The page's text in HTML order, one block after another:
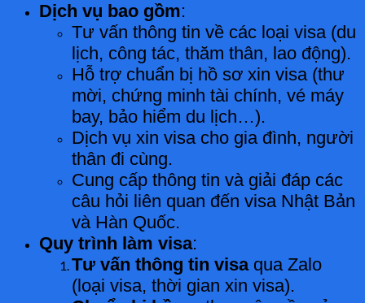
Dịch vụ bao gồm:
Tư vấn thông tin về các loại visa (du
lịch, công tác, thăm thân, lao động).
Hỗ trợ chuẩn bị hồ sơ xin visa (thư
mời, chứng minh tài chính, vé máy
bay, bảo hiểm du lịch…).
Dịch vụ xin visa cho gia đình, người
thân đi cùng.
Cung cấp thông tin và giải đáp các
câu hỏi liên quan đến visa Nhật Bản
và Hàn Quốc.
Quy trình làm visa:
Tư vấn thông tin visaqua Zalo
(loại visa, thời gian xin visa).